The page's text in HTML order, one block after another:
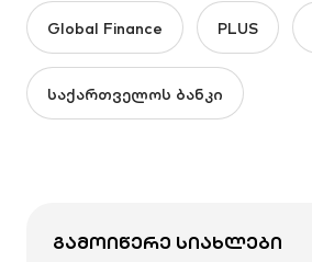
Global Finance PLUS
საქართველოს ბანკი
ᲒᲐᲛᲝᲘᲬᲔᲠᲔ ᲡᲘᲐᲮᲚᲔᲑᲘ